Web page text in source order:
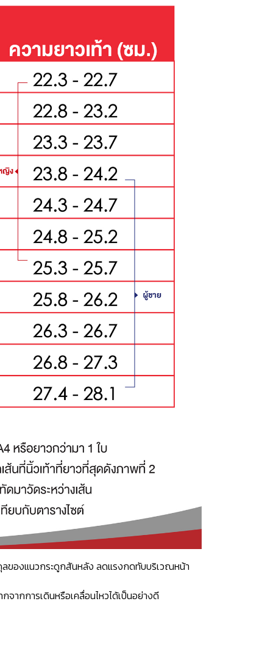
ของแนวกระดูกสันหลัง ลดแรงกดทับบริเวณหน้า
ากการเดินหรือเคลื่อนไหวได้เป็นอย่างดี